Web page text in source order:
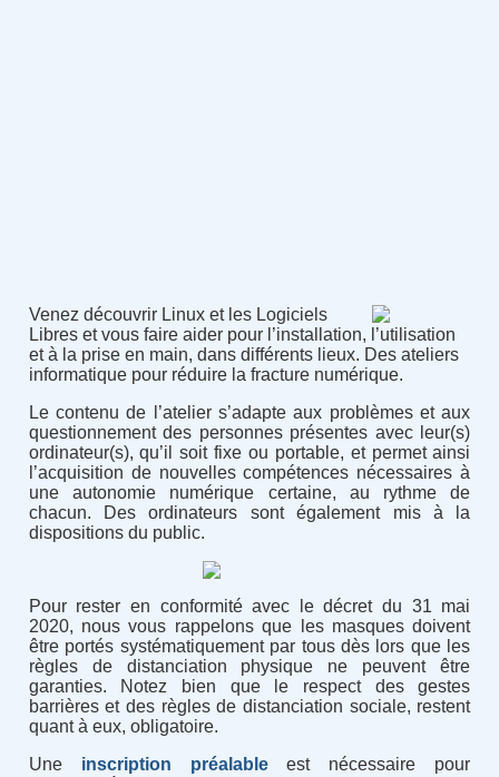
Venez découvrir Linux et les Logiciels
Libres et vous faire aider pour l’installation, l’utilisation
et à la prise en main, dans différents lieux. Des ateliers
informatique pour réduire la fracture numérique.
Le contenu de l’atelier s’adapte aux problèmes et aux
questionnement des personnes présentes avec leur(s)
ordinateur(s), qu’il soit fixe ou portable, et permet ainsi
l’acquisition de nouvelles compétences nécessaires à
une autonomie numérique certaine, au rythme de
chacun. Des ordinateurs sont également mis à la
dispositions du public.
Pour rester en conformité avec le décret du 31 mai
2020, nous vous rappelons que les masques doivent
être portés systématiquement par tous dès lors que les
règles de distanciation physique ne peuvent être
garanties. Notez bien que le respect des gestes
barrières et des règles de distanciation sociale, restent
quant à eux, obligatoire.
Une inscription préalableest nécessaire pour